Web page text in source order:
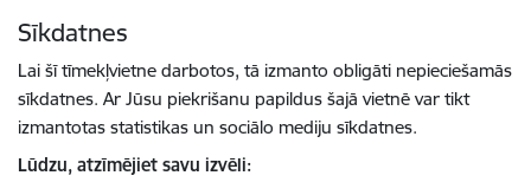
Sīkdatnes
Lai šī tīmekļvietne darbotos, tā izmanto obligāti nepieciešamās
sīkdatnes. Ar Jūsu piekrišanu papildus šajā vietnē var tikt
izmantotas statistikas un sociālo mediju sīkdatnes.
Lūdzu, atzīmējiet savu izvēli: